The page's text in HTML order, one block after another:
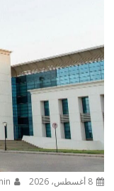
8 أغسطس، 2026